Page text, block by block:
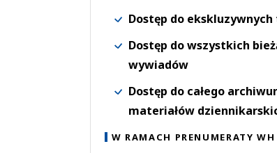
Dostęp do
Dostęp do wszystkich
wywiadów
Dostęp do całego
materiałów
W RAMACH PRENUMERATY